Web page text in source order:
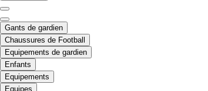
Gants de gardien
Chaussures de Football
Equipements de gardien
Enfants
Equipements
Equipes